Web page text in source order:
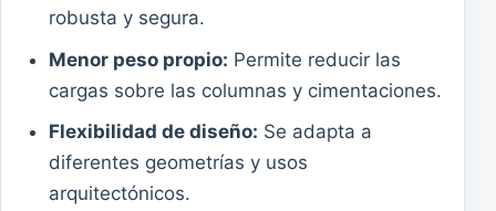
robusta y segura.
Menor peso propio: Permite reducir las
cargas sobre las columnas y cimentaciones.
Flexibilidad de diseño: Se adapta a
diferentes geometrías y usos
arquitectónicos.